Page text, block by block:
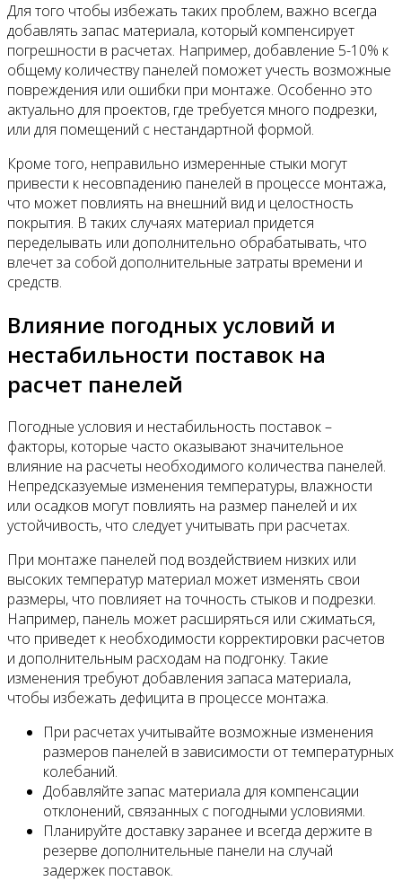
Для того чтобы избежать таких проблем, важно всегда
добавлять запас материала, который компенсирует
погрешности в расчетах. Например, добавление 5-10% к
общему количеству панелей поможет учесть возможные
повреждения или ошибки при монтаже. Особенно это
актуально для проектов, где требуется много подрезки,
или для помещений с нестандартной формой.
Кроме того, неправильно измеренные стыки могут
привести к несовпадению панелей в процессе монтажа,
что может повлиять на внешний вид и целостность
покрытия. В таких случаях материал придется
переделывать или дополнительно обрабатывать, что
влечет за собой дополнительные затраты времени и
средств.
Влияние погодных условий и
нестабильности поставок на
расчет панелей
Погодные условия и нестабильность поставок –
факторы, которые часто оказывают значительное
влияние на расчеты необходимого количества панелей.
Непредсказуемые изменения температуры, влажности
или осадков могут повлиять на размер панелей и их
устойчивость, что следует учитывать при расчетах.
При монтаже панелей под воздействием низких или
высоких температур материал может изменять свои
размеры, что повлияет на точность стыков и подрезки.
Например, панель может расширяться или сжиматься,
что приведет к необходимости корректировки расчетов
и дополнительным расходам на подгонку. Такие
изменения требуют добавления запаса материала,
чтобы избежать дефицита в процессе монтажа.
При расчетах учитывайте возможные изменения
размеров панелей в зависимости от температурных
колебаний.
Добавляйте запас материала для компенсации
отклонений, связанных с погодными условиями.
Планируйте доставку заранее и всегда держите в
резерве дополнительные панели на случай
задержек поставок.